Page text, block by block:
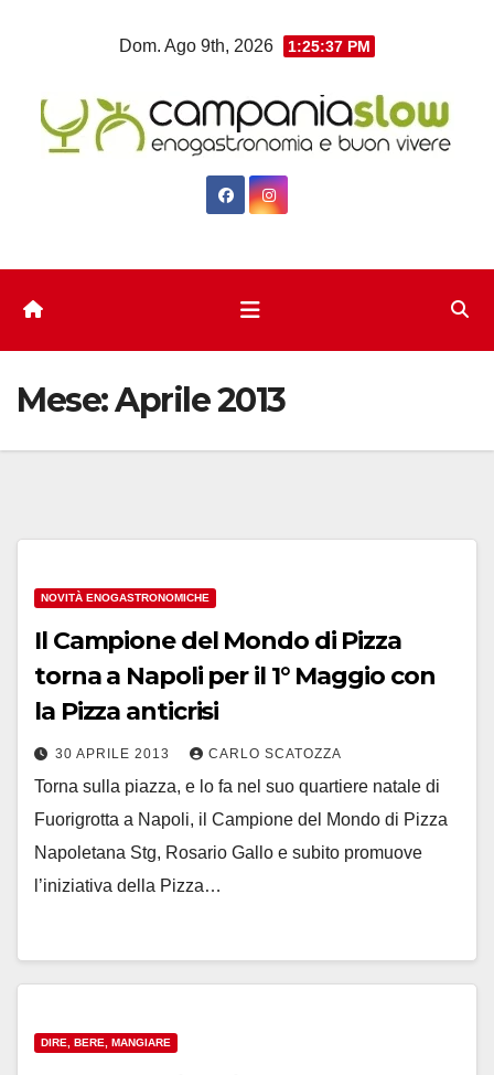
Dom. Ago 9th, 2026 1:25:37 PM
Mese:Aprile 2013
NOVITÀ ENOGASTRONOMICHE
Il Campione del Mondo di Pizza
torna a Napoli per il 1° Maggio con
la Pizza anticrisi
30 APRILE 2013 CARLO SCATOZZA
Torna sulla piazza, e lo fa nel suo quartiere natale di
Fuorigrotta a Napoli, il Campione del Mondo di Pizza
Napoletana Stg, Rosario Gallo e subito promuove
l’iniziativa della Pizza…
DIRE, BERE, MANGIARE